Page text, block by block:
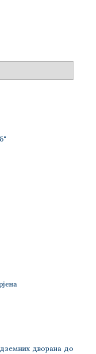
дворана до